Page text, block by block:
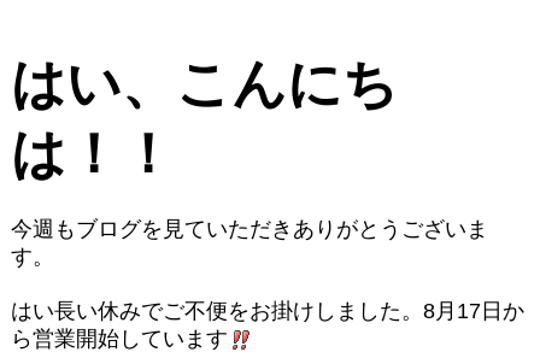
はい、こんにち
は！！
今週もブログを見ていただきありがとうございま
す。
はい長い休みでご不便をお掛けしました。8月17日か
ら営業開始しています